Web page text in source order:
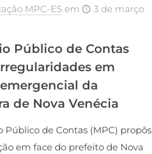
MPC-ES em
3 de março
Público de Contas
em
da
de Nova Venécia
Público de Contas (MPC) propôs
em face do prefeito de Nova